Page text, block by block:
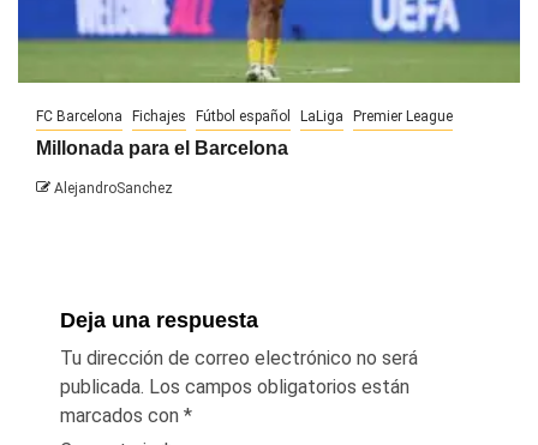
FC Barcelona Fichajes Fútbol español LaLiga Premier League
Millonada para el Barcelona
AlejandroSanchez
Deja una respuesta
Tu dirección de correo electrónico no será
publicada. Los campos obligatorios están
marcados con *